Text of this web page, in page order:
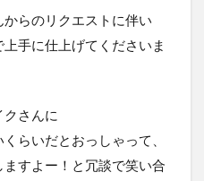
らのリクエストに伴い
手に仕上げてくださいま
さんに
らいだとおっしゃって、
すよー！と冗談で笑い合